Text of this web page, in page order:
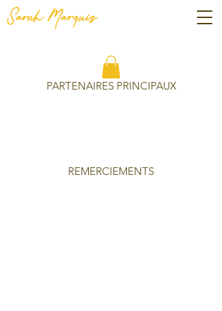
Sarah Marquis
PARTENAIRES PRINCIPAUX
REMERCIEMENTS